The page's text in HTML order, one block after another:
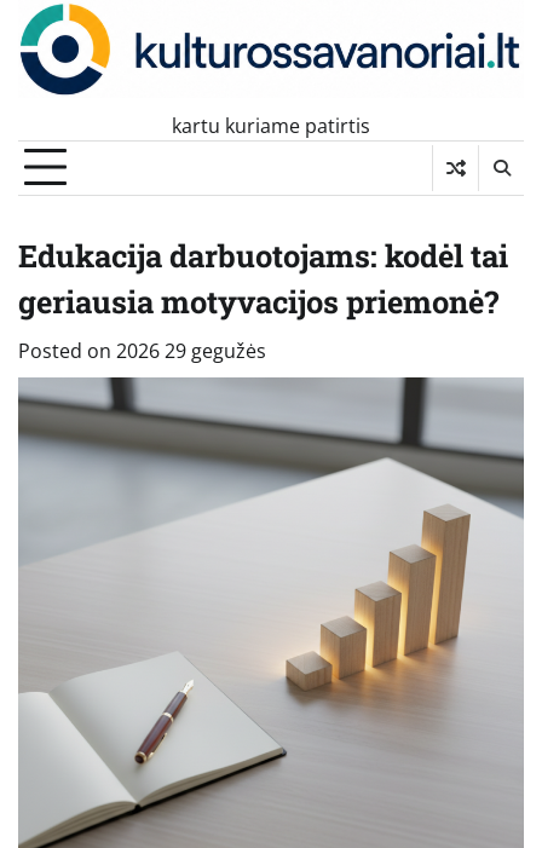
Skip
content
kartu kuriame patirtis
Edukacija darbuotojams: kodėl tai
geriausia motyvacijos priemonė?
Posted on 2026 29 gegužės